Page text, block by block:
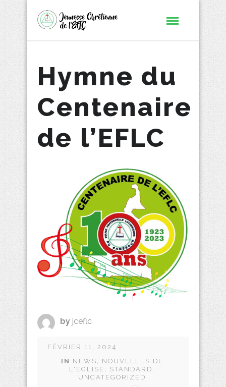
Hymne du
Centenaire
de l’EFLC
by jceflc
FÉVRIER 11, 2024
IN NEWS , NOUVELLES DE
L'EGLISE , STANDARD ,
UNCATEGORIZED